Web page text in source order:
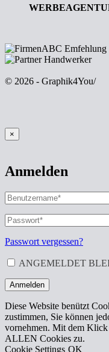
© 2026 - Graphik4You/
×
Anmelden
BENUTZERNAME
ODER
E-
MAIL-
ADRESSE*
ERFORDERLICH
PASSWORT
ERFORDERLICH
Passwort vergessen?
ANGEMELDET
Anmelden
Diese Website benützt
zustimmen, Sie können
vornehmen. Mit dem
ALLEN Cookies zu.
Cookie Settings OK